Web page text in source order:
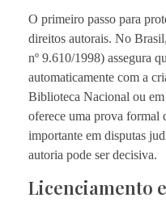
O primeiro passo para
direitos autorais. No
nº 9.610/1998) assegura
automaticamente com a
Biblioteca Nacional ou
oferece uma prova formal
importante em disputas
autoria pode ser decisiva.
Licenciamento